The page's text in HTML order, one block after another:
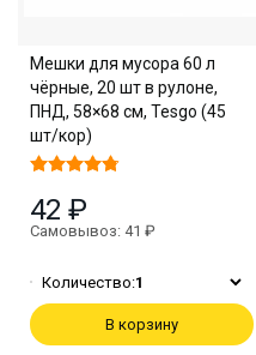
Мешки для мусора 60 л
чёрные, 20 шт в рулоне,
ПНД, 58×68 см, Tesgo (45
шт/кор)
42 ₽
Самовывоз: 41 ₽
Количество:1
В корзину